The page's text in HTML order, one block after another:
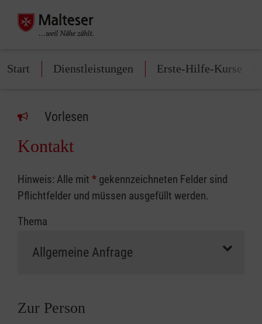
Start Dienstleistungen Erste-Hilfe-Kurse
Vorlesen
Kontakt
Hinweis: Alle mit * gekennzeichneten Felder sind
Pflichtfelder und müssen ausgefüllt werden.
Thema
Zur Person